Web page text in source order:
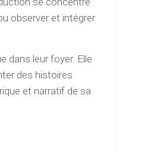
observer et intégrer
dans leur foyer. Elle
des histoires
et narratif de sa